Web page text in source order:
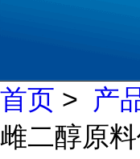
首页 > 产
雌二醇原